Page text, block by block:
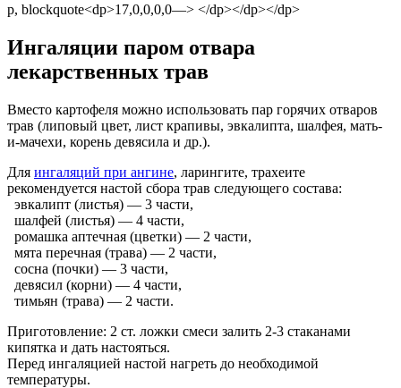
p, blockquote<dp>17,0,0,0,0—> </dp></dp></dp>
Ингаляции паром отвара
лекарственных трав
Вместо картофеля можно использовать пар горячих отваров
трав (липовый цвет, лист крапивы, эвкалипта, шалфея, мать-
и-мачехи, корень девясила и др.).
Для ингаляций при ангине, ларингите, трахеите
рекомендуется настой сбора трав следующего состава:
эвкалипт (листья) — 3 части,
шалфей (листья) — 4 части,
ромашка аптечная (цветки) — 2 части,
мята перечная (трава) — 2 части,
сосна (почки) — 3 части,
девясил (корни) — 4 части,
тимьян (трава) — 2 части.
Приготовление: 2 ст. ложки смеси залить 2-3 стаканами
кипятка и дать настояться.
Перед ингаляцией настой нагреть до необходимой
температуры.